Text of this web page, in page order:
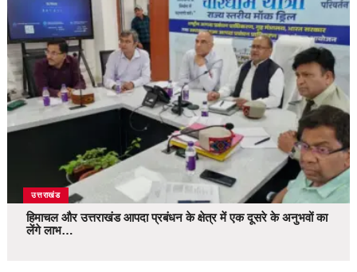
उत्तराखंड
हिमाचल और उत्तराखंड आपदा प्रबंधन के क्षेत्र में एक दूसरे के अनुभवों का
लेंगे लाभ…